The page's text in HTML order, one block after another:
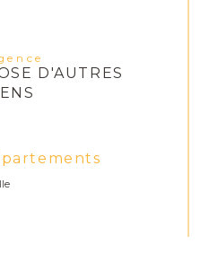
D'AUTRES